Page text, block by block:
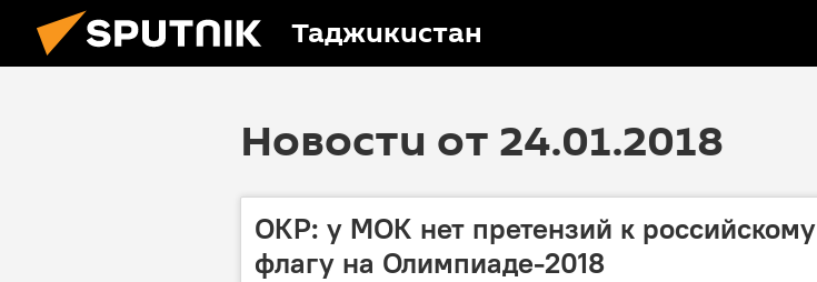
Таджикистан
Новости от 24.01.2018
ОКР: у МОК нет претензий к российскому
флагу на Олимпиаде-2018